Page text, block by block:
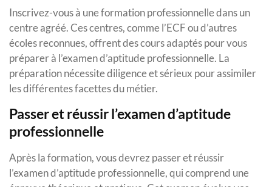
Inscrivez-vous à une formation professionnelle dans un
centre agréé. Ces centres, comme l’ECF ou d’autres
écoles reconnues, offrent des cours adaptés pour vous
préparer à l’examen d’aptitude professionnelle. La
préparation nécessite diligence et sérieux pour assimiler
les différentes facettes du métier.
Passer et réussir l’examen d’aptitude
professionnelle
Après la formation, vous devrez passer et réussir
l’examen d’aptitude professionnelle, qui comprend une